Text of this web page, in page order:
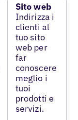
Sito web
Indirizza i
clienti al
tuo sito
web per
far
conoscere
meglio i
tuoi
prodotti e
servizi.